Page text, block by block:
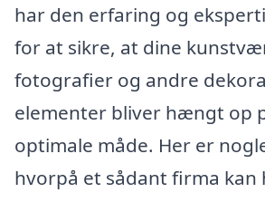
har den erfaring og
for at sikre, at dine
fotografier og andre
elementer bliver hængt op
optimale måde. Her er
hvorpå et sådant firma kan